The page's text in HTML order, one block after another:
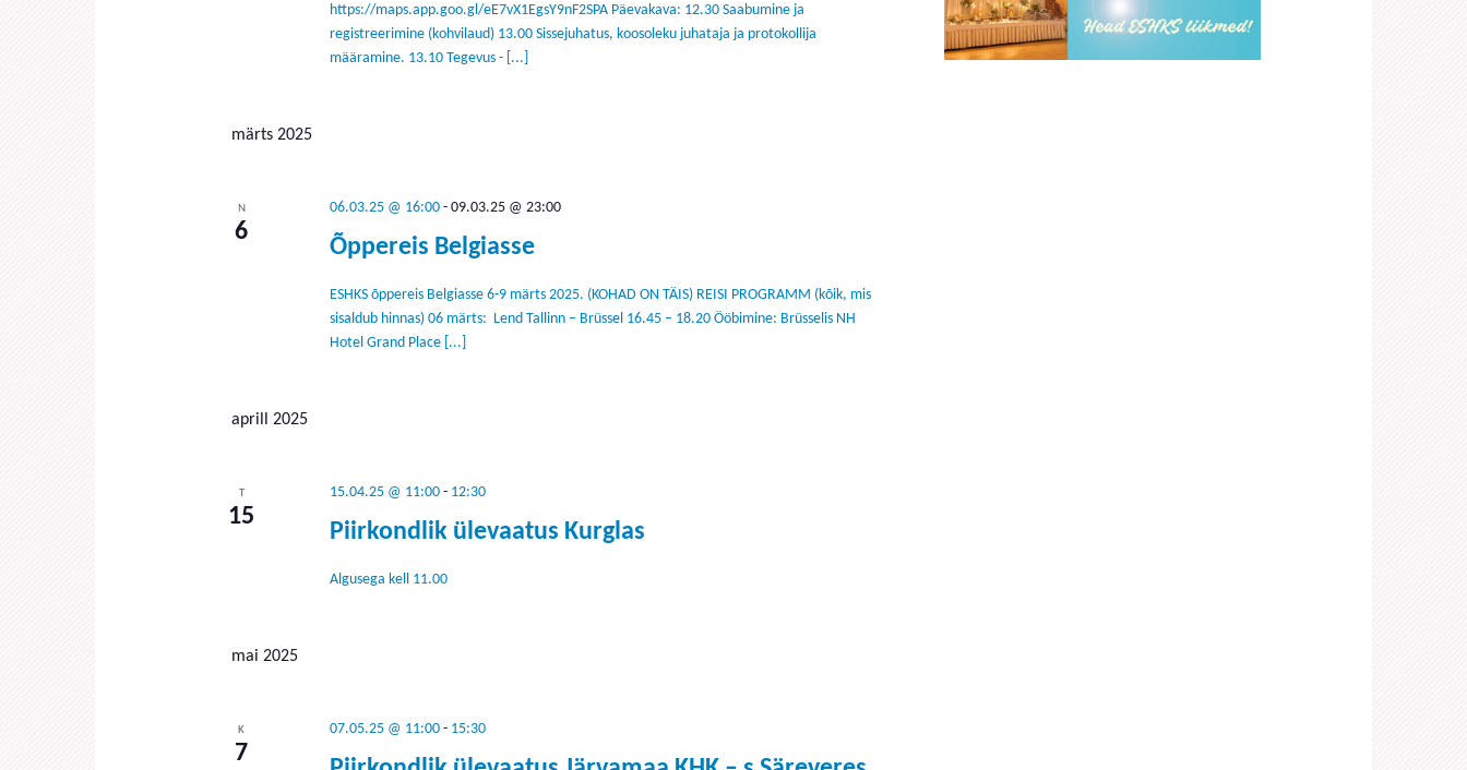
https://maps.app.goo.gl/eE7vX1EgsY9nF2SPA Päevakava: 12.30 Saabumine ja
registreerimine (kohvilaud) 13.00 Sissejuhatus, koosoleku juhataja ja protokollija
määramine. 13.10 Tegevus - [...]
märts 2025
N
6
Õppereis Belgiasse
06.03.25 @ 16:00- 09.03.25 @ 23:00
ESHKS õppereis Belgiasse 6-9 märts 2025. (KOHAD ON TÄIS) REISI PROGRAMM (kõik, mis
sisaldub hinnas) 06 märts: Lend Tallinn – Brüssel 16.45 – 18.20 Ööbimine: Brüsselis NH
Hotel Grand Place [...]
aprill 2025
T
15
Piirkondlik ülevaatus Kurglas
15.04.25 @ 11:00- 12:30
Algusega kell 11.00
mai 2025
K
7
07.05.25 @ 11:00- 15:30